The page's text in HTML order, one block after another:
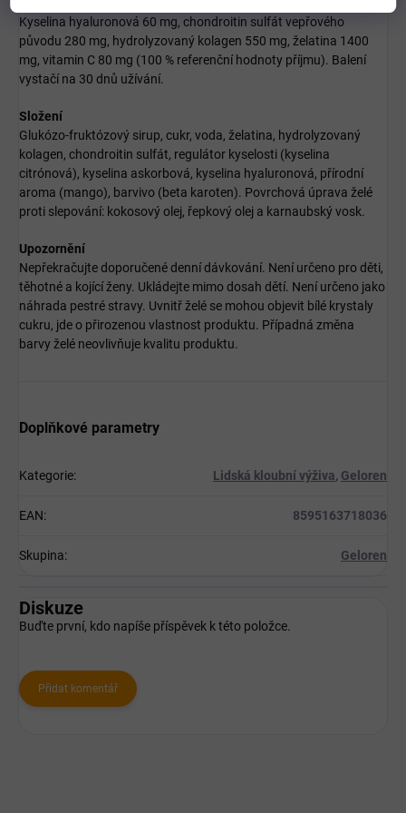
Kyselina hyaluronová 60 mg, chondroitin sulfát vepřového
původu 280 mg, hydrolyzovaný kolagen 550 mg, želatina 1400
mg, vitamin C 80 mg (100 % referenční hodnoty příjmu). Balení
vystačí na 30 dnů užívání.
Složení
Glukózo-fruktózový sirup, cukr, voda, želatina, hydrolyzovaný
kolagen, chondroitin sulfát, regulátor kyselosti (kyselina
citrónová), kyselina askorbová, kyselina hyaluronová, přírodní
aroma (mango), barvivo (beta karoten). Povrchová úprava želé
proti slepování: kokosový olej, řepkový olej a karnaubský vosk.
Upozornění
Nepřekračujte doporučené denní dávkování. Není určeno pro děti,
těhotné a kojící ženy. Ukládejte mimo dosah dětí. Není určeno jako
náhrada pestré stravy. Uvnitř želé se mohou objevit bílé krystaly
cukru, jde o přirozenou vlastnost produktu. Případná změna
barvy želé neovlivňuje kvalitu produktu.
Doplňkové parametry
Kategorie: Lidská kloubní výživa, Geloren
EAN: 8595163718036
Skupina: Geloren
Diskuze
Buďte první, kdo napíše příspěvek k této položce.
Přidat komentář